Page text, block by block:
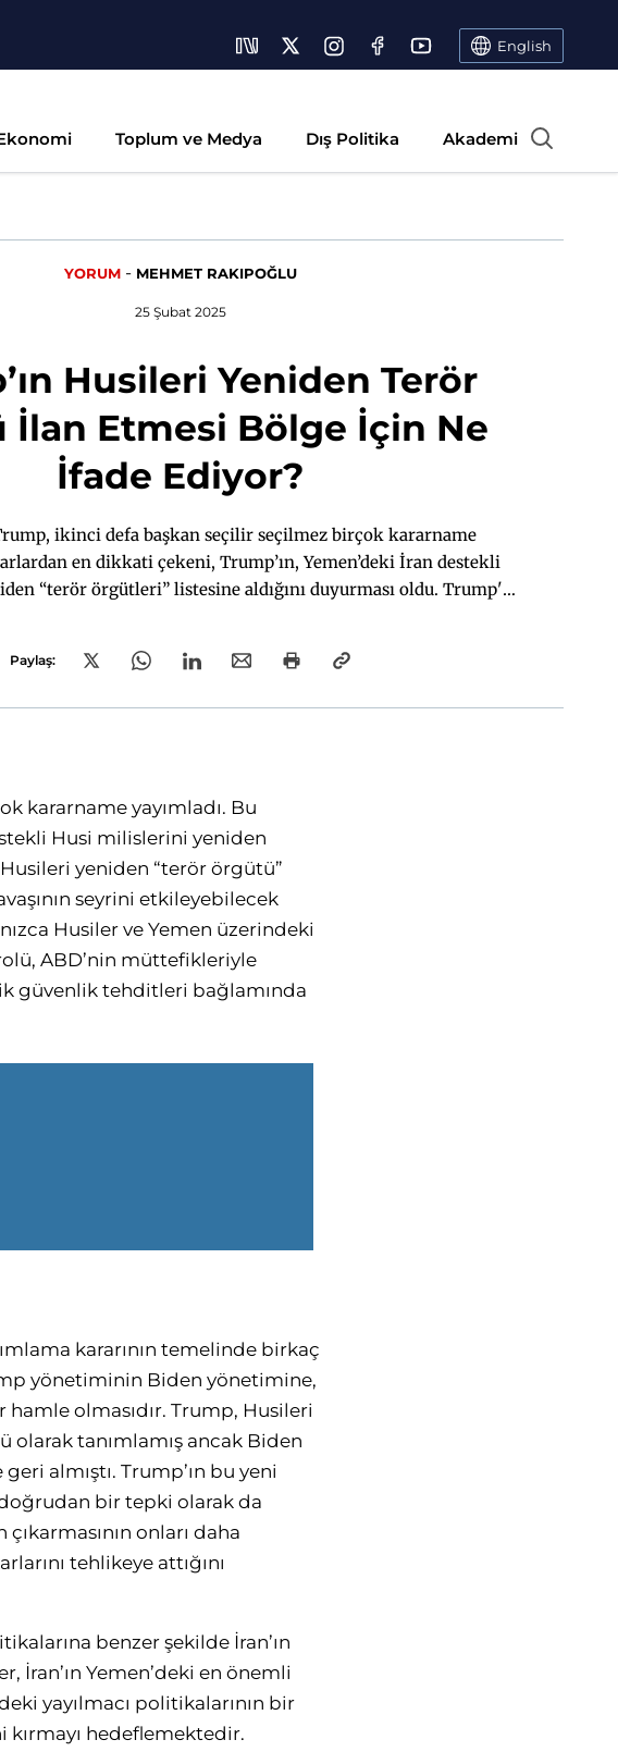
English
Toplum ve Medya Dış Politika Akademi
YORUM- MEHMET RAKIPOĞLU
25 Şubat 2025
Husileri Yeniden Terör
İlan Etmesi Bölge İçin Ne
İfade Ediyor?
ikinci defa başkan seçilir seçilmez birçok kararname
en dikkati çekeni, Trump’ın, Yemen’deki İran destekli
“terör örgütleri” listesine aldığını duyurması oldu. Trump'ın
Husiler ve Yemen üzerindeki doğrudan etkileriyle değil,
Paylaş:
kararname yayımladı. Bu
Husi milislerini yeniden
yeniden “terör örgütü”
seyrini etkileyebilecek
Husiler ve Yemen üzerindeki
ABD’nin müttefikleriyle
güvenlik tehditleri bağlamında
kararının temelinde birkaç
yönetiminin Biden yönetimine,
olmasıdır. Trump, Husileri
olarak tanımlamış ancak Biden
almıştı. Trump’ın bu yeni
doğrudan bir tepki olarak da
onları daha
tehlikeye attığını
benzer şekilde İran’ın
İran’ın Yemen’deki en önemli
yayılmacı politikalarının bir
kırmayı hedeflemektedir.